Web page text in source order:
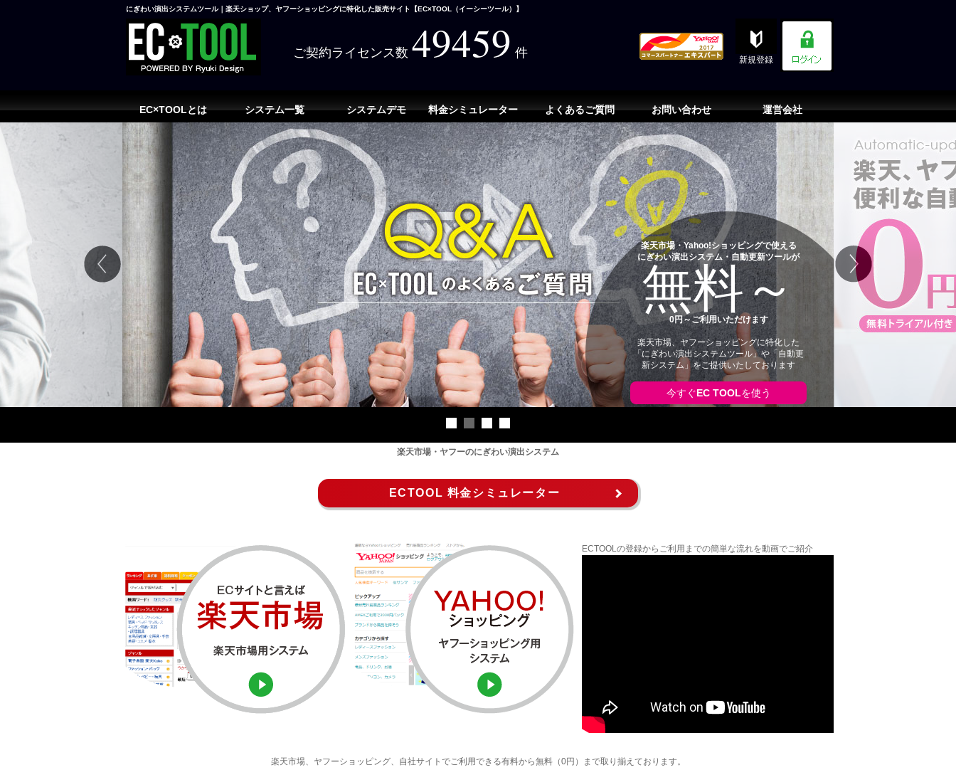
にぎわい演出システムツール｜楽天ショップ、ヤフーショッピングに特化した販売サイト【EC×TOOL（イーシーツール）】
ご契約ライセンス数 49459 件 新規登録
EC×TOOLとは システム一覧 システムデモ 料金シミュレーター よくあるご質問 お問い合わせ 運営会社
楽天市場・Yahoo!ショッピングで使える
にぎわい演出システム・自動更新ツールが
無料～
0円～ご利用いただけます
楽天市場、ヤフーショッピングに特化した
「にぎわい演出システムツール」や「自動更
新システム」をご提供いたしております
今すぐEC TOOLを使う
楽天市場・ヤフーのにぎわい演出システム
ECTOOL 料金シミュレーター
ECTOOLの登録からご利用までの簡単な流れを動画でご紹介
楽天市場、ヤフーショッピング、自社サイトでご利用できる有料から無料（0円）まで取り揃えております。